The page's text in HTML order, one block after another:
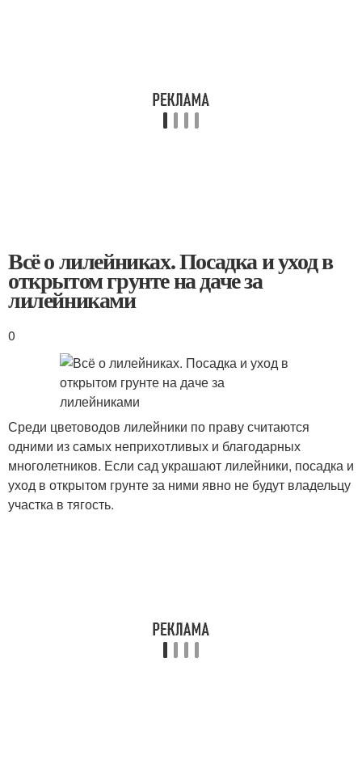
Всё о лилейниках. Посадка и уход в
открытом грунте на даче за
лилейниками
0
Среди цветоводов лилейники по праву считаются
одними из самых неприхотливых и благодарных
многолетников. Если сад украшают лилейники, посадка и
уход в открытом грунте за ними явно не будут владельцу
участка в тягость.